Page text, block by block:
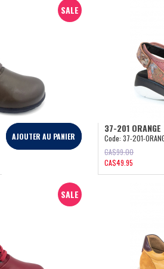
SALE
AJOUTER AU PANIER
37-201 ORANGE
Code: 37-201-
CA$99.00
CA$49.95
SALE